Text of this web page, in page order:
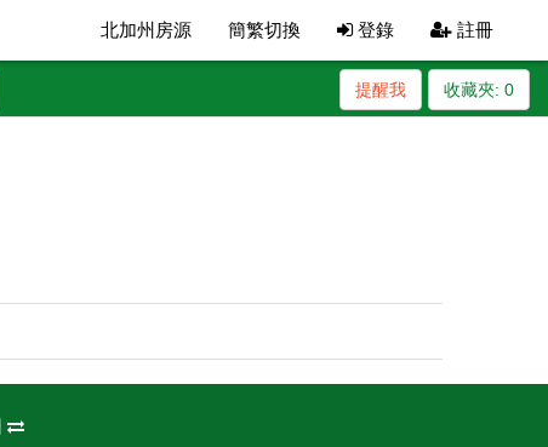
北加州房源 簡繁切換 登錄 註冊
收藏夾: 0
提醒我